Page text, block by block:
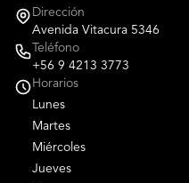
Dirección
Avenida Vitacura 5346
Teléfono
+56 9 4213 3773
Horarios
Lunes
Martes
Miércoles
Jueves